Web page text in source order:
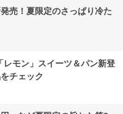
売！夏限定のさっぱり冷た
レモン」スイーツ＆パン新登
チェック